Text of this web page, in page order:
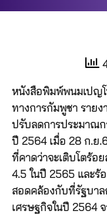
หนังสือพิมพ์พนมเปญโ
ทางการกัมพูชา รายง
ปรับลดการประมาณก
ปี 2564 เมื่อ 28 ก.ย
ที่คาดว่าจะเติบโตร้อ
4.5 ในปี 2565 และร้
สอดคล้องกับที่รัฐบาล
เศรษฐกิจในปี 2564